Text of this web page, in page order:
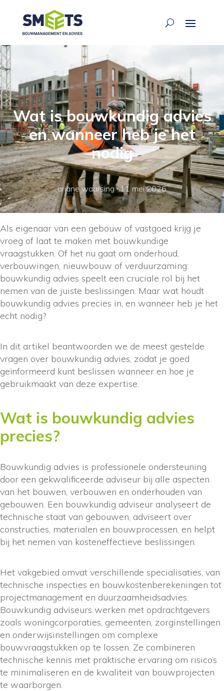
Wat is bouwkundig advies
en wanneer heb je het
nodig
ariane waarsing·11 mei 2026
Als eigenaar van een gebouw of vastgoed krijg je
vroeg of laat te maken met bouwkundige
vraagstukken. Of het nu gaat om onderhoud,
verbouwingen, nieuwbouw of verduurzaming:
bouwkundig advies speelt een cruciale rol bij het
nemen van de juiste beslissingen. Maar wat houdt
bouwkundig advies precies in, en wanneer heb je het
echt nodig?
In dit artikel beantwoorden we de meest gestelde
vragen over bouwkundig advies, zodat je goed
geïnformeerd kunt beslissen wanneer en hoe je
gebruikmaakt van deze expertise.
Wat is bouwkundig advies
precies?
Bouwkundig advies is professionele ondersteuning
door een gekwalificeerde adviseur bij alle aspecten
van het bouwen, verbouwen en onderhouden van
gebouwen. Een bouwkundig adviseur analyseert de
technische staat van gebouwen, adviseert over
constructies, materialen en bouwprocessen, en helpt
bij het nemen van kosteneffectieve beslissingen.
Het vakgebied omvat verschillende specialisaties, van
technische inspecties en bouwkostenberekeningen tot
projectmanagement en duurzaamheidsadvies.
Bouwkundig adviseurs werken met opdrachtgevers
zoals woningcorporaties, gemeenten, zorginstellingen
en onderwijsinstellingen om complexe
bouwvraagstukken op te lossen. Ze combineren
technische kennis met praktische ervaring om risico’s
te minimaliseren en de kwaliteit van bouwprojecten
te waarborgen.